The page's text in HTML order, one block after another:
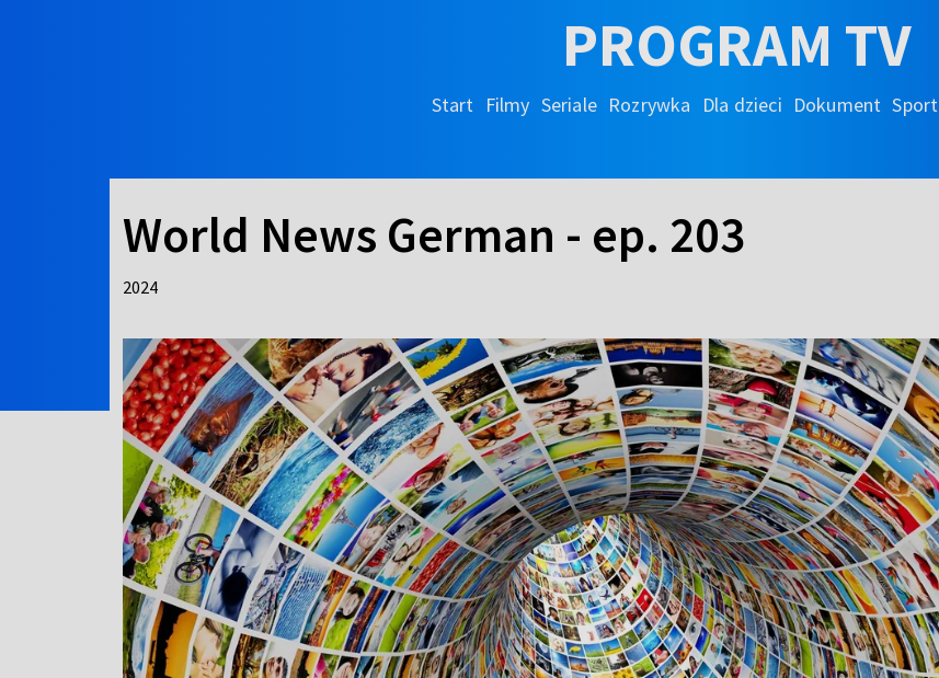
PROGRAM TV
Start Filmy Seriale Rozrywka Dla dzieci Dokument Sport
World News German - ep. 203
2024